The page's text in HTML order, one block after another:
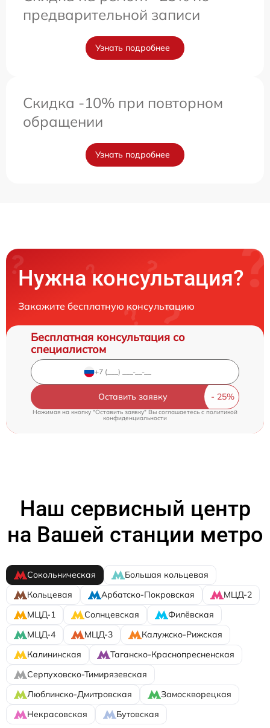
предварительной записи
Узнать подробнее
Скидка -10% при повторном
обращении
Узнать подробнее
Нужна консультация?
Закажите бесплатную консультацию
Бесплатная консультация со
специалистом
Оставить заявку
Нажимая на кнопку "Оставить заявку" Вы соглашаетесь cполитикой
конфиденциальности
Наш сервисный центр
на Вашей станции метро
Сокольническая
Большая кольцевая
Кольцевая
Арбатско-Покровская
МЦД-2
МЦД-1
Солнцевская
Филёвская
МЦД-4
МЦД-3
Калужско-Рижская
Калининская
Таганско-Краснопресненская
Серпуховско-Тимирязевская
Люблинско-Дмитровская
Замоскворецкая
Некрасовская
Бутовская